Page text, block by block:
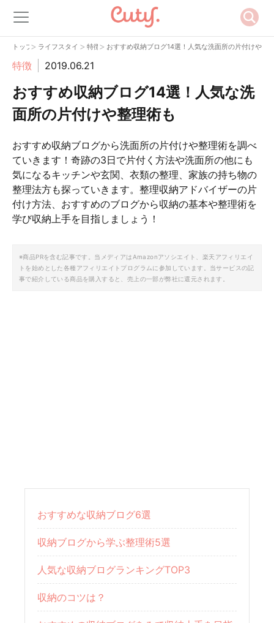
トップ> ライフスタイル
> 特徴> おすすめ収納ブログ14選！人気な洗面所の片付けや整
特徴 2019.06.21
おすすめ収納ブログ14選！人気な洗
面所の片付けや整理術も
おすすめ収納ブログから洗面所の片付けや整理術を調べ
ていきます！奇跡の3日で片付く方法や洗面所の他にも
気になるキッチンや玄関、衣類の整理、家族の持ち物の
整理法方も探っていきます。整理収納アドバイザーの片
付け方法、おすすめのブログから収納の基本や整理術を
学び収納上手を目指しましょう！
※商品PRを含む記事です。当メディアはAmazonアソシエイト、楽天アフィリエイ
トを始めとした各種アフィリエイトプログラムに参加しています。当サービスの記
事で紹介している商品を購入すると、売上の一部が弊社に還元されます。
おすすめな収納ブログ6選
収納ブログから学ぶ整理術5選
人気な収納ブログランキングTOP3
収納のコツは？